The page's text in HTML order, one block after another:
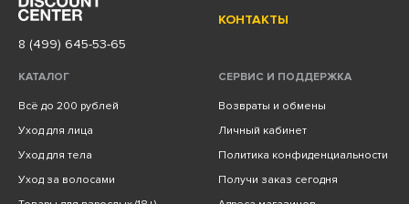
КОНТАКТЫ
8 (499) 645-53-65
КАТАЛОГ
Всё до 200 рублей
Уход для лица
Уход для тела
Уход за волосами
СЕРВИС И ПОДДЕРЖКА
Возвраты и обмены
Личный кабинет
Политика конфиденциальности
Получи заказ сегодня